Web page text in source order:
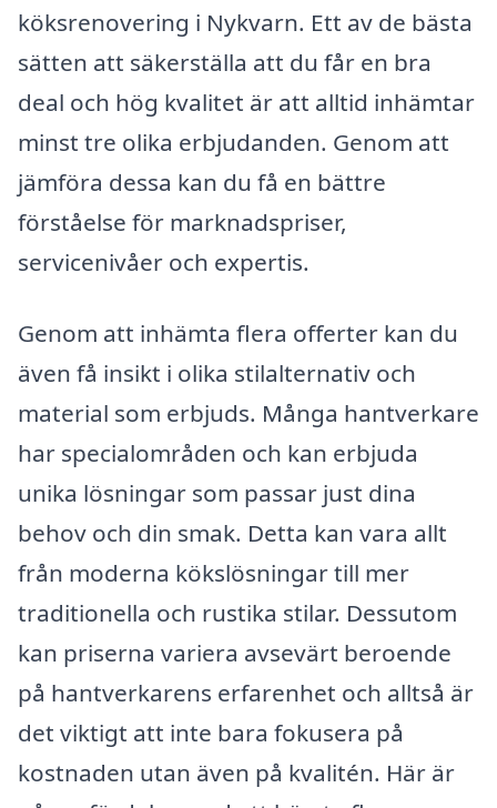
köksrenovering i Nykvarn. Ett av de bästa
sätten att säkerställa att du får en bra
deal och hög kvalitet är att alltid inhämtar
minst tre olika erbjudanden. Genom att
jämföra dessa kan du få en bättre
förståelse för marknadspriser,
servicenivåer och expertis.
Genom att inhämta flera offerter kan du
även få insikt i olika stilalternativ och
material som erbjuds. Många hantverkare
har specialområden och kan erbjuda
unika lösningar som passar just dina
behov och din smak. Detta kan vara allt
från moderna kökslösningar till mer
traditionella och rustika stilar. Dessutom
kan priserna variera avsevärt beroende
på hantverkarens erfarenhet och alltså är
det viktigt att inte bara fokusera på
kostnaden utan även på kvalitén. Här är